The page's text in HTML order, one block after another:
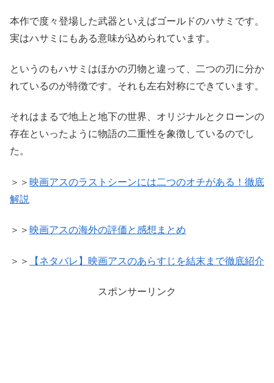
本作で度々登場した武器といえばゴールドのハサミです。
実はハサミにもある意味が込められています。
というのもハサミはほかの刃物と違って、二つの刃に分か
れているのが特徴です。それも左右対称にできています。
それはまるで地上と地下の世界、オリジナルとクローンの
存在といったように物語の二重性を象徴しているのでし
た。
＞＞ 映画アスのラストシーンには二つのオチがある！徹底
解説
＞＞ 映画アスの海外の評価と感想まとめ
＞＞ 【ネタバレ】映画アスのあらすじを結末まで徹底紹介
スポンサーリンク